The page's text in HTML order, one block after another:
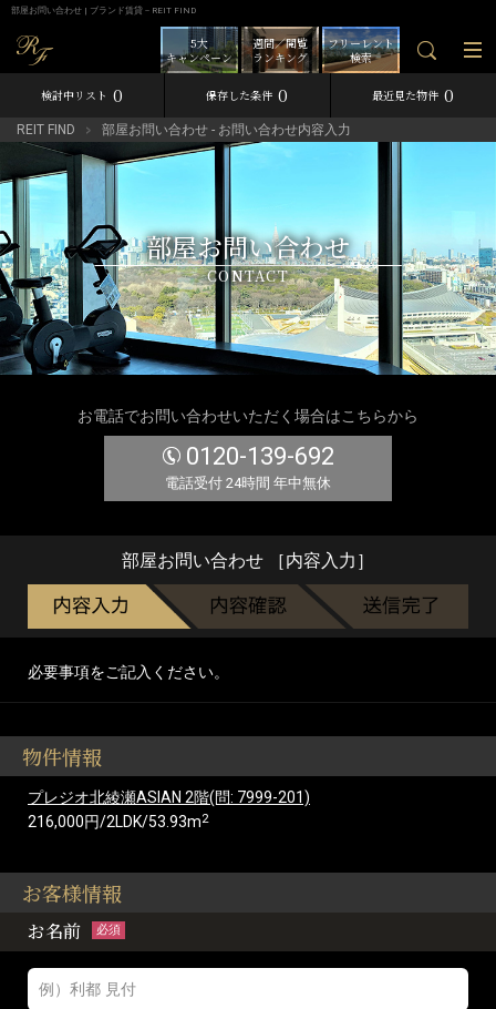
部屋お問い合わせ | ブランド賃貸－REIT FIND
フリーレント
検索
週間／閲覧
ランキング
5大
キャンペーン
検討中リスト 0 保存した条件 0 最近見た物件 0
REIT FIND 部屋お問い合わせ - お問い合わせ内容入力
部屋お問い合わせ
CONTACT
お電話でお問い合わせいただく場合はこちらから
0120-139-692
電話受付 24時間 年中無休
部屋お問い合わせ ［内容入力］
必要事項をご記入ください。
物件情報
プレジオ北綾瀬ASIAN 2階(問: 7999-201)
216,000円/2LDK/53.93m2
お客様情報
お名前 必須